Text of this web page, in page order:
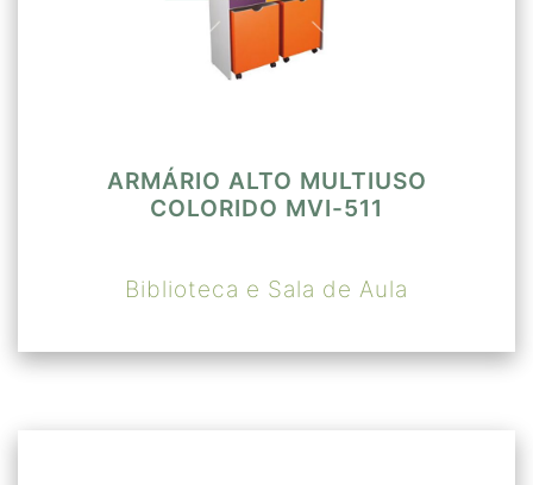
ARMÁRIO ALTO MULTIUSO
COLORIDO MVI-511
Biblioteca e Sala de Aula